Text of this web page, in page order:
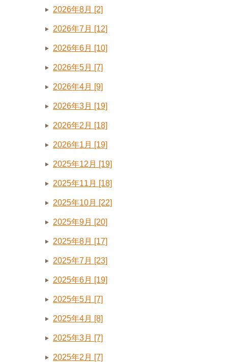
2026年8月 [2]
2026年7月 [12]
2026年6月 [10]
2026年5月 [7]
2026年4月 [9]
2026年3月 [19]
2026年2月 [18]
2026年1月 [19]
2025年12月 [19]
2025年11月 [18]
2025年10月 [22]
2025年9月 [20]
2025年8月 [17]
2025年7月 [23]
2025年6月 [19]
2025年5月 [7]
2025年4月 [8]
2025年3月 [7]
2025年2月 [7]